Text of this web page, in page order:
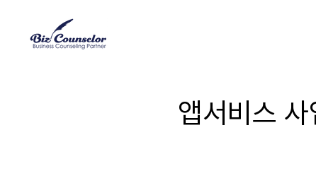
앱서비스 사